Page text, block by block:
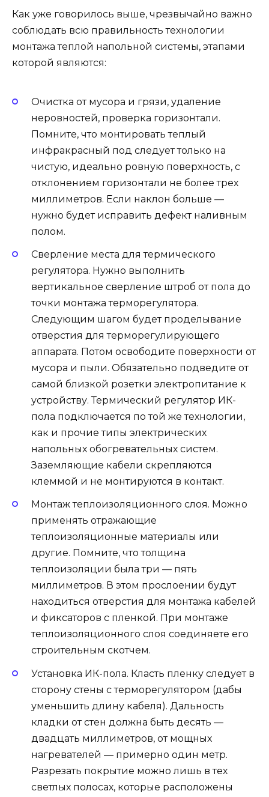
Как уже говорилось выше, чрезвычайно важно
соблюдать всю правильность технологии
монтажа теплой напольной системы, этапами
которой являются:
Очистка от мусора и грязи, удаление
неровностей, проверка горизонтали.
Помните, что монтировать теплый
инфракрасный под следует только на
чистую, идеально ровную поверхность, с
отклонением горизонтали не более трех
миллиметров. Если наклон больше —
нужно будет исправить дефект наливным
полом.
Сверление места для термического
регулятора. Нужно выполнить
вертикальное сверление штроб от пола до
точки монтажа терморегулятора.
Следующим шагом будет проделывание
отверстия для терморегулирующего
аппарата. Потом освободите поверхности от
мусора и пыли. Обязательно подведите от
самой близкой розетки электропитание к
устройству. Термический регулятор ИК-
пола подключается по той же технологии,
как и прочие типы электрических
напольных обогревательных систем.
Заземляющие кабели скрепляются
клеммой и не монтируются в контакт.
Монтаж теплоизоляционного слоя. Можно
применять отражающие
теплоизоляционные материалы или
другие. Помните, что толщина
теплоизоляции была три — пять
миллиметров. В этом прослоении будут
находиться отверстия для монтажа кабелей
и фиксаторов с пленкой. При монтаже
теплоизоляционного слоя соединяете его
строительным скотчем.
Установка ИК-пола. Класть пленку следует в
сторону стены с терморегулятором (дабы
уменьшить длину кабеля). Дальность
кладки от стен должна быть десять —
двадцать миллиметров, от мощных
нагревателей — примерно один метр.
Разрезать покрытие можно лишь в тех
светлых полосах, которые расположены